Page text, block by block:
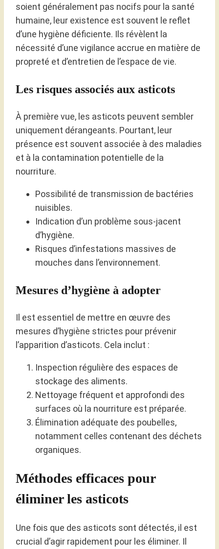
soient généralement pas nocifs pour la santé
humaine, leur existence est souvent le reflet
d’une hygiène déficiente. Ils révèlent la
nécessité d’une vigilance accrue en matière de
propreté et d’entretien de l’espace de vie.
Les risques associés aux asticots
À première vue, les asticots peuvent sembler
uniquement dérangeants. Pourtant, leur
présence est souvent associée à des maladies
et à la contamination potentielle de la
nourriture.
Possibilité de transmission de bactéries
nuisibles.
Indication d’un problème sous-jacent
d’hygiène.
Risques d’infestations massives de
mouches dans l’environnement.
Mesures d’hygiène à adopter
Il est essentiel de mettre en œuvre des
mesures d’hygiène strictes pour prévenir
l’apparition d’asticots. Cela inclut :
Inspection régulière des espaces de
stockage des aliments.
Nettoyage fréquent et approfondi des
surfaces où la nourriture est préparée.
Élimination adéquate des poubelles,
notamment celles contenant des déchets
organiques.
Méthodes efficaces pour
éliminer les asticots
Une fois que des asticots sont détectés, il est
crucial d’agir rapidement pour les éliminer. Il